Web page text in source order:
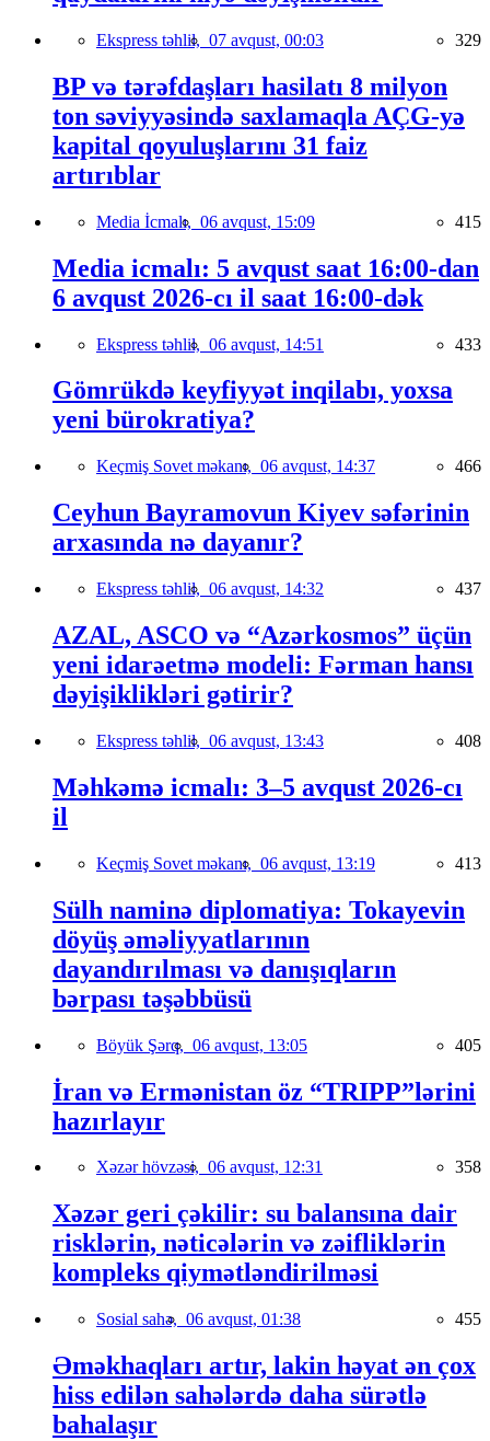
Ekspress təhlil, 07 avqust, 00:03 329
BP və tərəfdaşları hasilatı 8 milyon
ton səviyyəsində saxlamaqla AÇG-yə
kapital qoyuluşlarını 31 faiz
artırıblar
Media İcmalı, 06 avqust, 15:09 415
Media icmalı: 5 avqust saat 16:00-dan
6 avqust 2026-cı il saat 16:00-dək
Ekspress təhlil, 06 avqust, 14:51 433
Gömrükdə keyfiyyət inqilabı, yoxsa
yeni bürokratiya?
Keçmiş Sovet məkanı, 06 avqust, 14:37 466
Ceyhun Bayramovun Kiyev səfərinin
arxasında nə dayanır?
Ekspress təhlil, 06 avqust, 14:32 437
AZAL, ASCO və “Azərkosmos” üçün
yeni idarəetmə modeli: Fərman hansı
dəyişiklikləri gətirir?
Ekspress təhlil, 06 avqust, 13:43 408
Məhkəmə icmalı: 3–5 avqust 2026-cı
il
Keçmiş Sovet məkanı, 06 avqust, 13:19 413
Sülh naminə diplomatiya: Tokayevin
döyüş əməliyyatlarının
dayandırılması və danışıqların
bərpası təşəbbüsü
Böyük Şərq, 06 avqust, 13:05 405
İran və Ermənistan öz “TRIPP”lərini
hazırlayır
Xəzər hövzəsi, 06 avqust, 12:31 358
Xəzər geri çəkilir: su balansına dair
risklərin, nəticələrin və zəifliklərin
kompleks qiymətləndirilməsi
Sosial sahə, 06 avqust, 01:38 455
Əməkhaqları artır, lakin həyat ən çox
hiss edilən sahələrdə daha sürətlə
bahalaşır